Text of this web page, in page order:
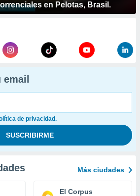
en Pelotas, Brasil.
de privacidad.
Más ciudades
El Corpus